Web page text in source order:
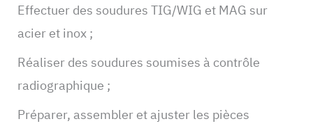
Effectuer des soudures TIG/WIG et MAG sur
acier et inox ;
Réaliser des soudures soumises à contrôle
radiographique ;
Préparer, assembler et ajuster les pièces